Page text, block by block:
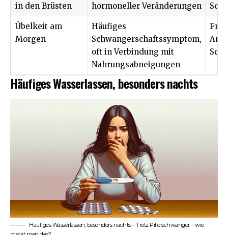
in den Brüsten
hormoneller Veränderungen
Übelkeit am
Morgen
Häufiges
Schwangerschaftssymptom,
oft in Verbindung mit
Nahrungsabneigungen
Häufiges Wasserlassen, besonders nachts
Häufiges Wasserlassen, besonders nachts – Trotz Pille schwanger – wie